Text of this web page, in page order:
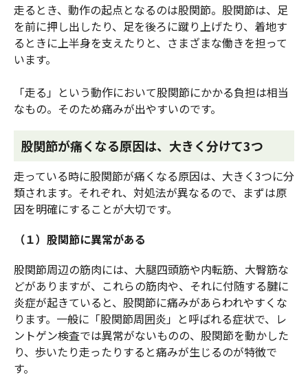
走るとき、動作の起点となるのは股関節。股関節は、足
を前に押し出したり、足を後ろに蹴り上げたり、着地す
るときに上半身を支えたりと、さまざまな働きを担って
います。
「走る」という動作において股関節にかかる負担は相当
なもの。そのため痛みが出やすいのです。
股関節が痛くなる原因は、大きく分けて3つ
走っている時に股関節が痛くなる原因は、大きく3つに分
類されます。それぞれ、対処法が異なるので、まずは原
因を明確にすることが大切です。
（１）股関節に異常がある
股関節周辺の筋肉には、大腿四頭筋や内転筋、大臀筋な
どがありますが、これらの筋肉や、それに付随する腱に
炎症が起きていると、股関節に痛みがあらわれやすくな
ります。一般に「股関節周囲炎」と呼ばれる症状で、レ
ントゲン検査では異常がないものの、股関節を動かした
り、歩いたり走ったりすると痛みが生じるのが特徴で
す。